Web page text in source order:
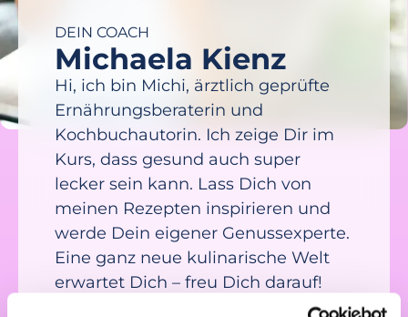
DEIN COACH
Michaela Kienz
Hi, ich bin Michi, ärztlich geprüfte
Ernährungsberaterin und
Kochbuchautorin. Ich zeige Dir im
Kurs, dass gesund auch super
lecker sein kann. Lass Dich von
meinen Rezepten inspirieren und
werde Dein eigener Genussexperte.
Eine ganz neue kulinarische Welt
erwartet Dich – freu Dich darauf!